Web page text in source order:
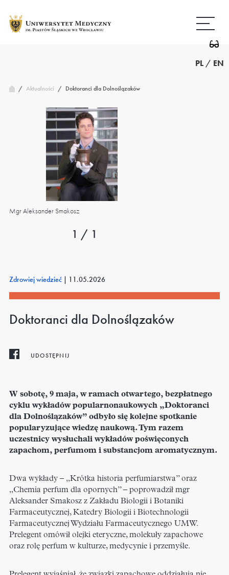
treści
strony
PL / EN
/ Aktualności / Doktoranci dla Dolnoślązaków
Mgr Aleksander Smakosz
1 / 1
Zdrowiej wiedzieć | 11.05.2026
Doktoranci dla Dolnoślązaków
UDOSTĘPNIJ
W sobotę, 9 maja, w ramach otwartego, bezpłatnego
cyklu wykładów popularnonaukowych „Doktoranci
dla Dolnoślązaków” odbyło się kolejne spotkanie
popularyzujące wiedzę naukową. Tym razem
uczestnicy wysłuchali wykładów poświęconych
zapachom, perfumom i substancjom aromatycznym.
Dwa wykłady – „Krótka historia perfumiarstwa” oraz
„Chemia perfum dla opornych” – poprowadził mgr
Aleksander Smakosz z Zakładu Biologii i Botaniki
Farmaceutycznej, Katedry Biologii i Biotechnologii
Farmaceutycznej Wydziału Farmaceutycznego UMW.
Prelegent omówił olejki eteryczne, molekuły zapachowe
oraz rolę perfum w kulturze, medycynie i przemyśle.